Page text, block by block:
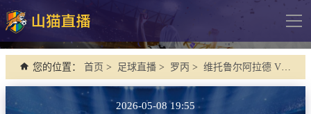
导
网站首页
您的位置： 首页 > 足球直播 > 罗丙 > 维托鲁尔阿拉德 VS 克鲁日桑纳塔特
2026-05-08 19:55